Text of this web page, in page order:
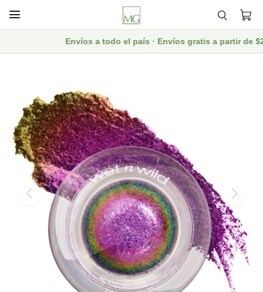

Envíos a todo el país · Envíos gratis a partir de